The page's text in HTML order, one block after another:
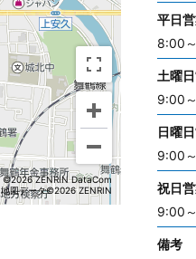
©2026 ZENRIN DataCom
地図データ©2026 ZENRIN
平日
8:00
土曜
9:00
日曜
9:00
祝日
9:00
備考